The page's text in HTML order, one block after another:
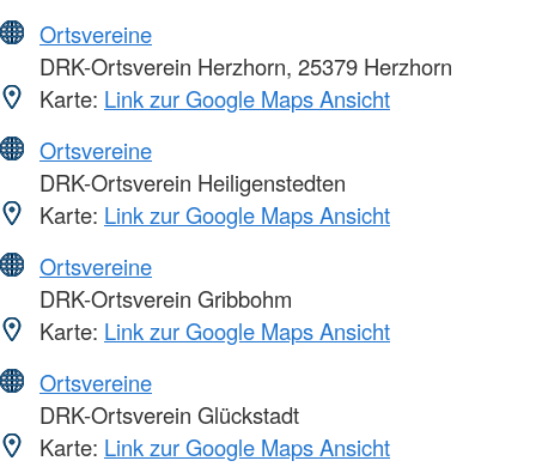
Ortsvereine
DRK-Ortsverein Herzhorn, 25379 Herzhorn
Karte: Link zur Google Maps Ansicht
Ortsvereine
DRK-Ortsverein Heiligenstedten
Karte: Link zur Google Maps Ansicht
Ortsvereine
DRK-Ortsverein Gribbohm
Karte: Link zur Google Maps Ansicht
Ortsvereine
DRK-Ortsverein Glückstadt
Karte: Link zur Google Maps Ansicht